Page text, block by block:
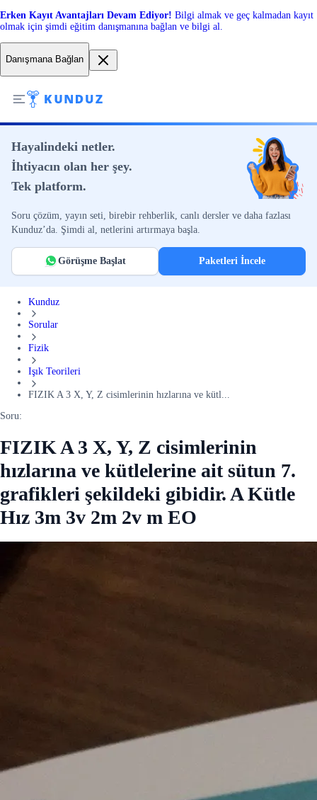
Erken Kayıt Avantajları Devam Ediyor! Bilgi almak ve geç kalmadan kayıt
olmak için şimdi eğitim danışmanına bağlan ve bilgi al.
Danışmana Bağlan
Hayalindeki netler.
İhtiyacın olan her şey.
Tek platform.
Soru çözüm, yayın seti, birebir rehberlik, canlı dersler ve daha fazlası
Kunduz’da. Şimdi al, netlerini artırmaya başla.
Görüşme Başlat Paketleri İncele
Kunduz
Sorular
Fizik
Işık Teorileri
FIZIK A 3 X, Y, Z cisimlerinin hızlarına ve kütl...
Soru:
FIZIK A 3 X, Y, Z cisimlerinin
hızlarına ve kütlelerine ait sütun 7.
grafikleri şekildeki gibidir. A Kütle
Hız 3m 3v 2m 2v m EO